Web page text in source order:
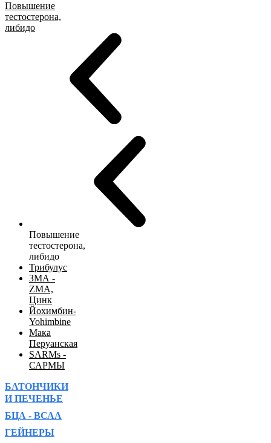
Повышение
тестостерона,
либидо
Повышение
тестостерона,
либидо
Трибулус
ЗМА -
ZMA,
Цинк
Йохимбин-
Yohimbine
Мака
Перуанская
SARMs -
САРМЫ
БАТОНЧИКИ
И ПЕЧЕНЬЕ
БЦА - ВСАА
ГЕЙНЕРЫ